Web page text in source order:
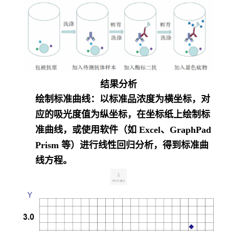
结果分析
绘制标准曲线：以标准品浓度为横坐标，对
应的吸光度值为纵坐标，在坐标纸上绘制标
准曲线，或使用软件（如 Excel、GraphPad
Prism 等）进行线性回归分析，得到标准曲
线方程。